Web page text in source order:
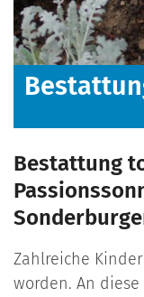
Bestattung
Zahlreiche
worden. An